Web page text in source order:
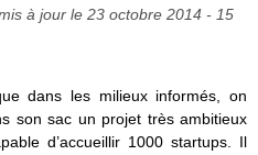
à jour le 23 octobre 2014 - 15
dans les milieux informés, on
son sac un projet très ambitieux
d’accueillir 1000 startups. Il